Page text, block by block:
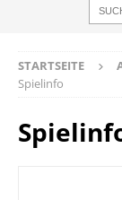
STARTSEITE
Spielinfo